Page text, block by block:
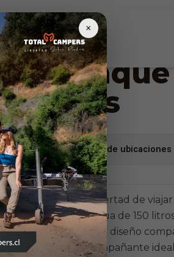
×
Estanque de agua 150 lts
|
150 lts
Mostrar stock de ubicaciones
DESCRIPCIÓN
Disfruta de la libertad de
Estanque de Agua de 150
estanque, con su diseño
7,9 kg, es el acompañante